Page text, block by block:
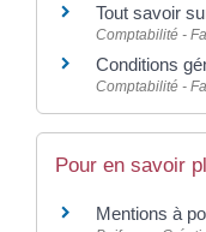
Tout savoir
Comptabilité -
Conditions
Comptabilité -
Pour en savoir
Mentions à